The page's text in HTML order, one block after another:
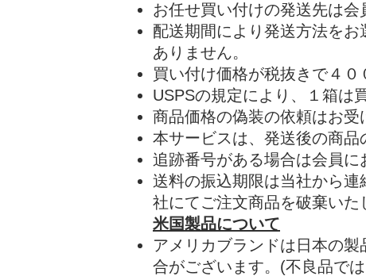
お任せ買い付けの発送先は会
配送期間により発送方法を
ありません。
買い付け価格が税抜きで４０
USPSの規定により、１箱は
商品価格の偽装の依頼はお受
本サービスは、発送後の商品
追跡番号がある場合は会員
送料の振込期限は当社から
社にてご注文商品を破棄いた
米国製品について
アメリカブランドは日本の
合がございます。(不良品で